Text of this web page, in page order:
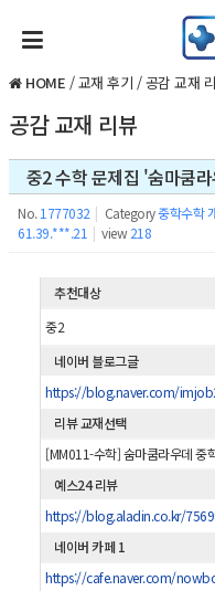
HOME /교재 후기 /공감 교재
공감 교재 리뷰
중2 수학 문제집 '숨마쿰
No. 1777032 | Category중학수학
61.39.***.21 | view 218
추천대상
중2
네이버 블로그글
https://blog.naver.com/
리뷰 교재선택
[MM011-수학] 숨마쿰라우데 중
예스24 리뷰
https://blog.aladin.co.kr/
네이버 카페 1
https://cafe.naver.com/